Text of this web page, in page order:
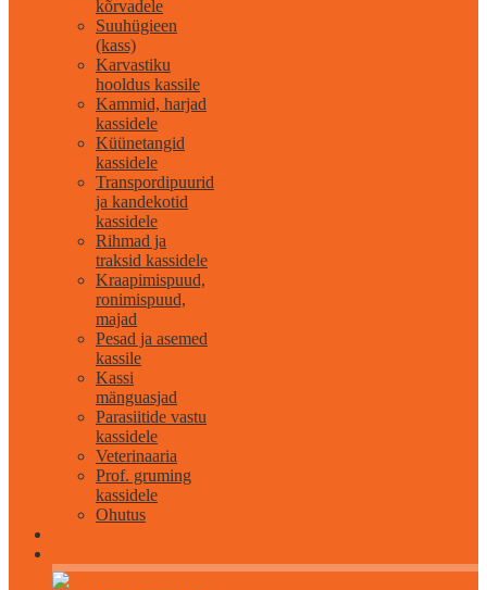
kõrvadele
Suuhügieen
(kass)
Karvastiku
hooldus kassile
Kammid, harjad
kassidele
Küünetangid
kassidele
Transpordipuurid
ja kandekotid
kassidele
Rihmad ja
traksid kassidele
Kraapimispuud,
ronimispuud,
majad
Pesad ja asemed
kassile
Kassi
mänguasjad
Parasiitide vastu
kassidele
Veterinaaria
Prof. gruming
kassidele
Ohutus